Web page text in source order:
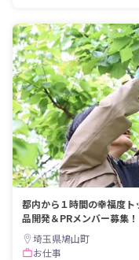
都内から１時間の幸福度
品開発＆PRメンバー募集！
埼玉県鳩山町
お仕事